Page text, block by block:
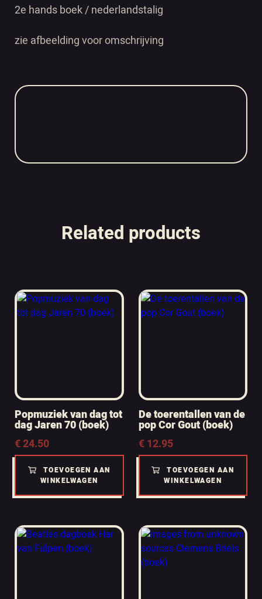
2e hands boek / nederlandstalig
zie afbeelding voor omschrijving
Related products
Popmuziek van dag tot
dag Jaren 70 (boek)
€24.50
TOEVOEGEN AAN
WINKELWAGEN
De toerentallen van de
pop Cor Gout (boek)
€12.95
TOEVOEGEN AAN
WINKELWAGEN